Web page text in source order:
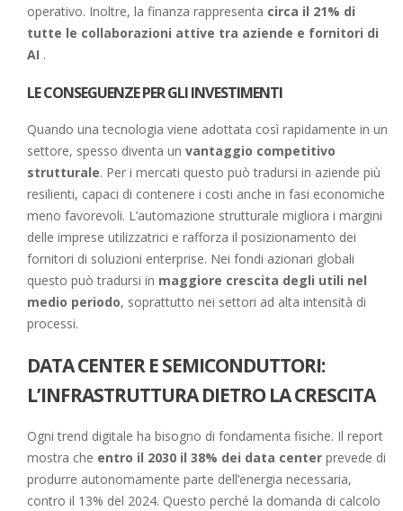
operativo. Inoltre, la finanza rappresenta circa il 21% di
tutte le collaborazioni attive tra aziende e fornitori di
AI .
LE CONSEGUENZE PER GLI INVESTIMENTI
Quando una tecnologia viene adottata così rapidamente in un
settore, spesso diventa un vantaggio competitivo
strutturale. Per i mercati questo può tradursi in aziende più
resilienti, capaci di contenere i costi anche in fasi economiche
meno favorevoli. L’automazione strutturale migliora i margini
delle imprese utilizzatrici e rafforza il posizionamento dei
fornitori di soluzioni enterprise. Nei fondi azionari globali
questo può tradursi in maggiore crescita degli utili nel
medio periodo, soprattutto nei settori ad alta intensità di
processi.
DATA CENTER E SEMICONDUTTORI:
L’INFRASTRUTTURA DIETRO LA CRESCITA
Ogni trend digitale ha bisogno di fondamenta fisiche. Il report
mostra che entro il 2030 il 38% dei data center prevede di
produrre autonomamente parte dell’energia necessaria,
contro il 13% del 2024. Questo perché la domanda di calcolo